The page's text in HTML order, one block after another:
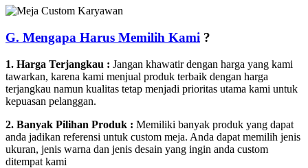
G. Mengapa Harus Memilih Kami ?
1. Harga Terjangkau : Jangan khawatir dengan harga yang kami
tawarkan, karena kami menjual produk terbaik dengan harga
terjangkau namun kualitas tetap menjadi prioritas utama kami untuk
kepuasan pelanggan.
2. Banyak Pilihan Produk : Memiliki banyak produk yang dapat
anda jadikan referensi untuk custom meja. Anda dapat memilih jenis
ukuran, jenis warna dan jenis desain yang ingin anda custom
ditempat kami